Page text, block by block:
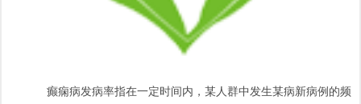
癫痫病发病率指在一定时间内，某人群中发生某病新病例的频